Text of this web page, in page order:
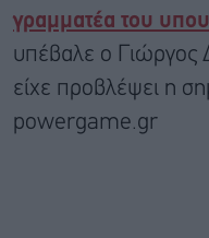
γραμματέα του
υπέβαλε ο Γιώργος
είχε προβλέψει η
powergame.gr